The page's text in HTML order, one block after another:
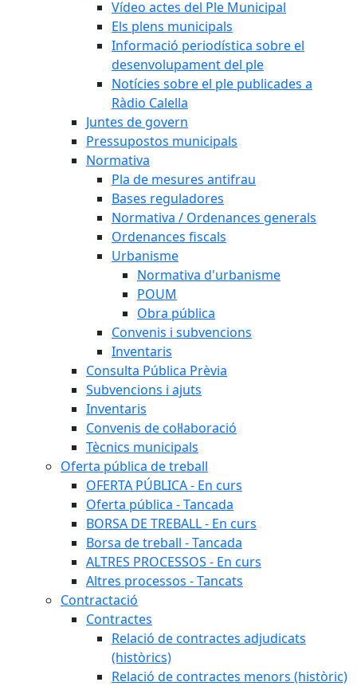
Vídeo actes del Ple Municipal
Els plens municipals
Informació periodística sobre el
desenvolupament del ple
Notícies sobre el ple publicades a
Ràdio Calella
Juntes de govern
Pressupostos municipals
Normativa
Pla de mesures antifrau
Bases reguladores
Normativa / Ordenances generals
Ordenances fiscals
Urbanisme
Normativa d'urbanisme
POUM
Obra pública
Convenis i subvencions
Inventaris
Consulta Pública Prèvia
Subvencions i ajuts
Inventaris
Convenis de col·laboració
Tècnics municipals
Oferta pública de treball
OFERTA PÚBLICA - En curs
Oferta pública - Tancada
BORSA DE TREBALL - En curs
Borsa de treball - Tancada
ALTRES PROCESSOS - En curs
Altres processos - Tancats
Contractació
Contractes
Relació de contractes adjudicats
(històrics)
Relació de contractes menors (històric)